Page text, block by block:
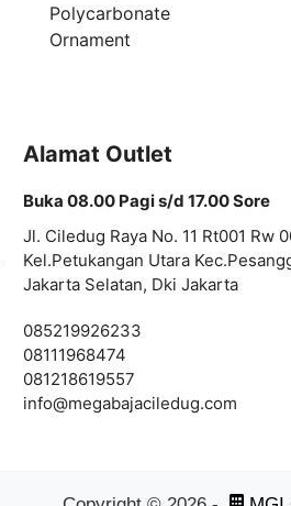
Polycarbonate
Ornament
Alamat Outlet
Buka 08.00 Pagi s/d 17.00 Sore
Jl. Ciledug Raya No. 11 Rt001 Rw
Kel.Petukangan Utara
Jakarta Selatan, Dki Jakarta
085219926233
08111968474
081218619557
info@megabajaciledug.com